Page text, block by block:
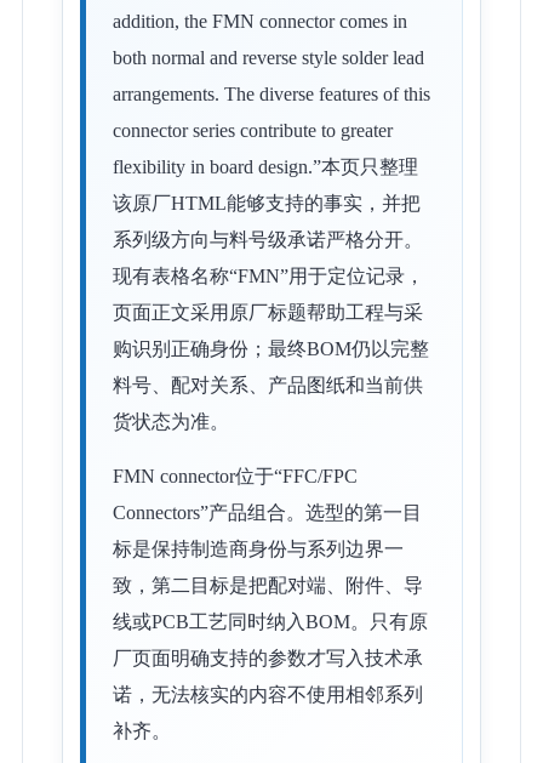
addition, the FMN connector comes in
both normal and reverse style solder lead
arrangements. The diverse features of this
connector series contribute to greater
flexibility in board design.”本页只整理
该原厂HTML能够支持的事实，并把
系列级方向与料号级承诺严格分开。
现有表格名称“FMN”用于定位记录，
页面正文采用原厂标题帮助工程与采
购识别正确身份；最终BOM仍以完整
料号、配对关系、产品图纸和当前供
货状态为准。
FMN connector位于“FFC/FPC
Connectors”产品组合。选型的第一目
标是保持制造商身份与系列边界一
致，第二目标是把配对端、附件、导
线或PCB工艺同时纳入BOM。只有原
厂页面明确支持的参数才写入技术承
诺，无法核实的内容不使用相邻系列
补齐。